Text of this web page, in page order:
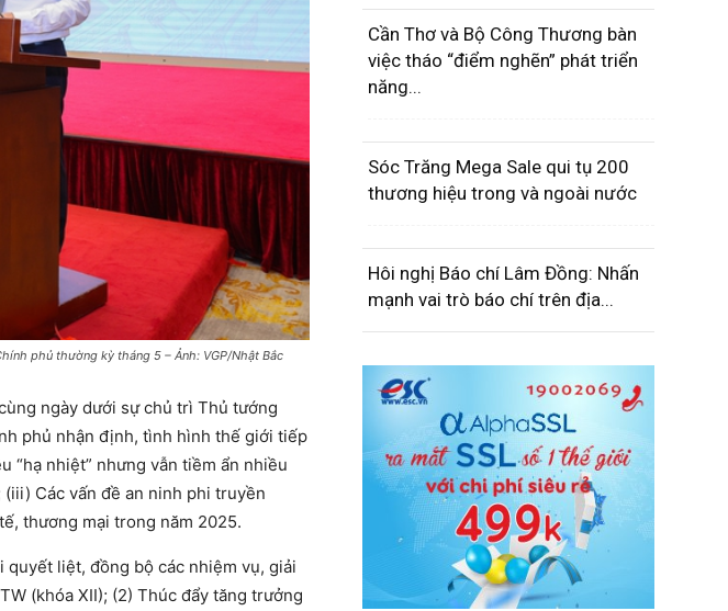
phủ thường kỳ tháng 5 – Ảnh: VGP/Nhật Bắc
ngày dưới sự chủ trì Thủ tướng
phủ nhận định, tình hình thế giới tiếp
“hạ nhiệt” nhưng vẫn tiềm ẩn nhiều
Các vấn đề an ninh phi truyền
thương mại trong năm 2025.
quyết liệt, đồng bộ các nhiệm vụ, giải
(khóa XII); (2) Thúc đẩy tăng trưởng
Cần Thơ và Bộ Công Thương bàn
việc tháo “điểm nghẽn” phát triển
năng...
Sóc Trăng Mega Sale qui tụ 200
thương hiệu trong và ngoài nước
Hôi nghị Báo chí Lâm Đồng: Nhấn
mạnh vai trò báo chí trên địa...